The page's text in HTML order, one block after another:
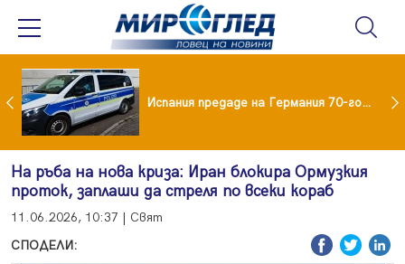
Нови пътни такси в Румъния от 31 август: Колко ще плащат камионите и колите Испания предаде на Германия 70-годишен заподозрян за банков обир
На ръба на нова криза: Иран блокира Ормузкия
проток, заплаши да стреля по всеки кораб
11.06.2026, 10:37 | Свят
СПОДЕЛИ: